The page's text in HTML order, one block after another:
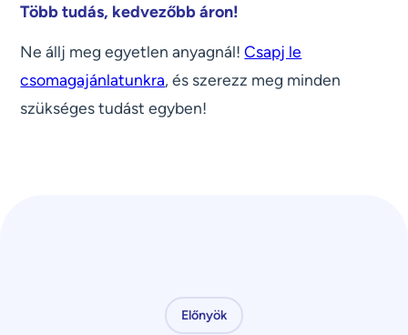
Több tudás, kedvezőbb áron!
Ne állj meg egyetlen anyagnál!Csapj le
csomagajánlatunkra, és szerezz meg minden
szükséges tudást egyben!
Előnyök